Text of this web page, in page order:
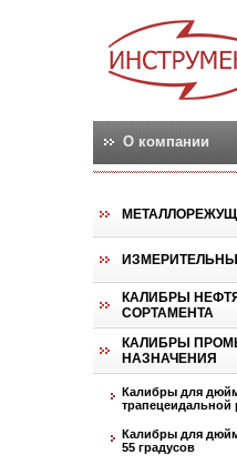
О компании
КАЛИБРЫ
СОРТАМЕНТА
КАЛИБРЫ
НАЗНАЧЕНИЯ
Калибры для
Калибры для
55 градусов